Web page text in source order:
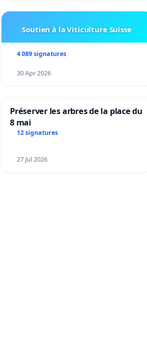
Soutien à la Viticulture Suisse
4 089 signatures
30 Apr 2026
Préserver les arbres de la place du
8 mai
12 signatures
27 Jul 2026